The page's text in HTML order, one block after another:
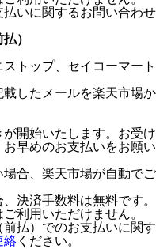
いに関するお問い合わせ
）
トップ、セイコーマート
したメールを楽天市場か
開始いたします。お受け
早めのお支払いをお願い
合、楽天市場が自動でご
決済手数料は無料です。
利用いただけません。
払）でのお支払いに関す
絡 ください。